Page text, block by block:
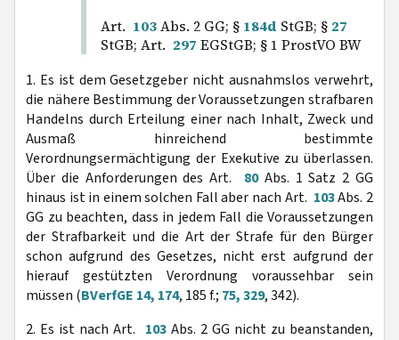
Art. 103Abs. 2 GG; § 184d StGB; § 27
StGB; Art. 297 EGStGB; § 1 ProstVO BW
1. Es ist dem Gesetzgeber nicht ausnahmslos verwehrt,
die nähere Bestimmung der Voraussetzungen strafbaren
Handelns durch Erteilung einer nach Inhalt, Zweck und
Ausmaß hinreichend bestimmte
Verordnungsermächtigung der Exekutive zu überlassen.
Über die Anforderungen des Art. 80Abs. 1 Satz 2 GG
hinaus ist in einem solchen Fall aber nach Art. 103Abs. 2
GG zu beachten, dass in jedem Fall die Voraussetzungen
der Strafbarkeit und die Art der Strafe für den Bürger
schon aufgrund des Gesetzes, nicht erst aufgrund der
hierauf gestützten Verordnung voraussehbar sein
müssen (BVerfGE 14, 174, 185 f.; 75, 329, 342).
2. Es ist nach Art. 103Abs. 2 GG nicht zu beanstanden,